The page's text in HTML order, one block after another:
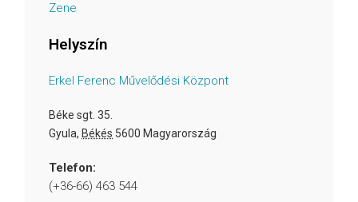
Zene
Helyszín
Erkel Ferenc Művelődési Központ
Béke sgt. 35.
Gyula, Békés 5600 Magyarország
Telefon:
(+36-66) 463 544